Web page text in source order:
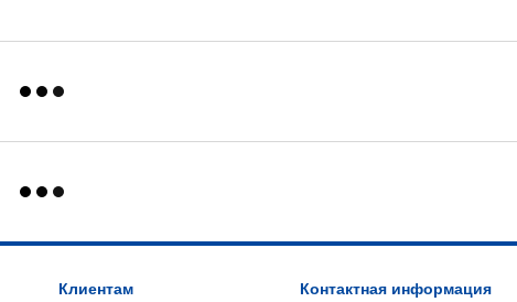
Клиентам Контактная информация